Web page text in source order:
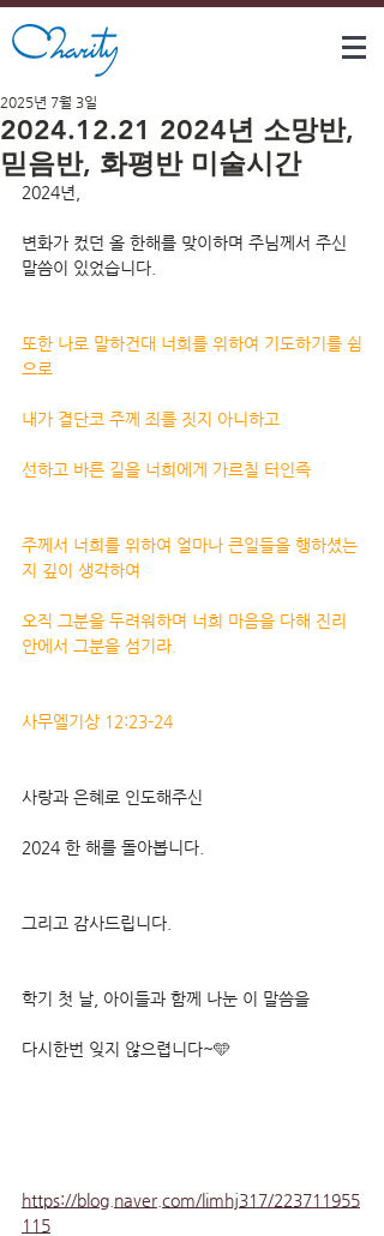
2024.12.21 2024년 소망반,
믿음반, 화평반 미술시간
2025년 7월 3일
2024년,
변화가 컸던 올 한해를 맞이하며 주님께서 주신
말씀이 있었습니다.
또한 나로 말하건대 너희를 위하여 기도하기를 쉼
으로
내가 결단코 주께 죄를 짓지 아니하고
선하고 바른 길을 너희에게 가르칠 터인즉
주께서 너희를 위하여 얼마나 큰일들을 행하셨는
지 깊이 생각하여
오직 그분을 두려워하며 너희 마음을 다해 진리
안에서 그분을 섬기라.
사무엘기상 12:23-24
사랑과 은혜로 인도해주신
2024 한 해를 돌아봅니다.
그리고 감사드립니다.
학기 첫 날, 아이들과 함께 나눈 이 말씀을
다시한번 잊지 않으렵니다~🩵
https://blog.naver.com/limhj317/223711955
115